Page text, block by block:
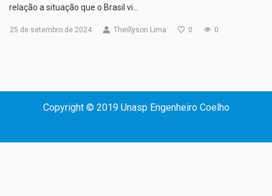
relação a situação que o Brasil vi…
25 de setembro de 2024 Theillyson Lima 0 0
Copyright © 2019 Unasp Engenheiro Coelho